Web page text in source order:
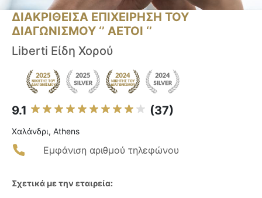
ΔΙΑΚΡΙΘΕΙΣΑ ΕΠΙΧΕΙΡΗΣΗ ΤΟΥ
ΔΙΑΓΩΝΙΣΜΟΥ ‘’ ΑΕΤΟΙ ‘’
Liberti Είδη Χορού
9.1 (37)
Χαλάνδρι, Athens
Εμφάνιση αριθμού τηλεφώνου
Σχετικά με την εταιρεία: